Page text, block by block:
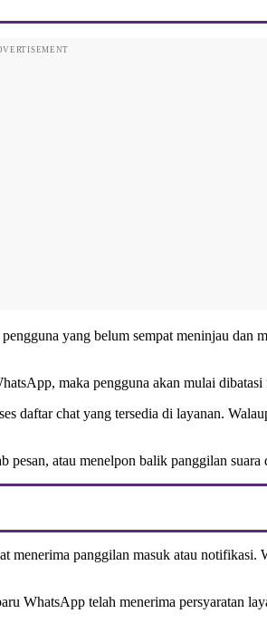
yang belum sempat meninjau dan
, maka pengguna akan mulai
daftar chat yang tersedia di layanan.
atau menelpon balik panggilan
panggilan masuk atau
WhatsApp telah menerima persyaratan